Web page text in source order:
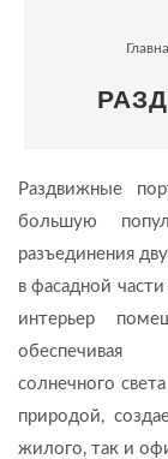
Раздвижные
большую
разъединения
в фасадной
интерьер
обеспечивая
солнечного
природой,
жилого, так и